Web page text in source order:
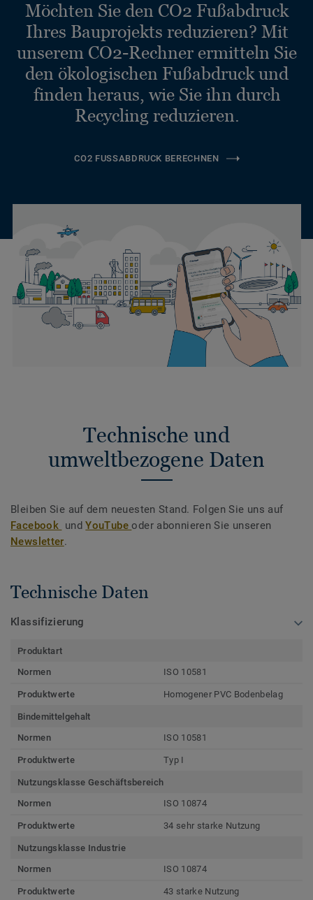
Möchten Sie den CO2 Fußabdruck
Ihres Bauprojekts reduzieren? Mit
unserem CO2-Rechner ermitteln Sie
den ökologischen Fußabdruck und
finden heraus, wie Sie ihn durch
Recycling reduzieren.
CO2 FUSSABDRUCK BERECHNEN
Technische und
umweltbezogene Daten
Bleiben Sie auf dem neuesten Stand. Folgen Sie uns auf
Facebook undYouTubeoder abonnieren Sie unseren
Newsletter.
Technische Daten
Klassifizierung
Produktart
Normen
ISO 10581
Produktwerte Homogener PVC Bodenbelag
Bindemittelgehalt
Normen
ISO 10581
Produktwerte Typ I
Nutzungsklasse Geschäftsbereich
Normen
ISO 10874
Produktwerte 34 sehr starke Nutzung
Nutzungsklasse Industrie
Normen
ISO 10874
Produktwerte 43 starke Nutzung